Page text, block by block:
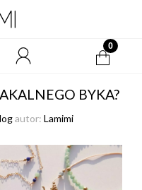
BYKA?
autor: Lamimi